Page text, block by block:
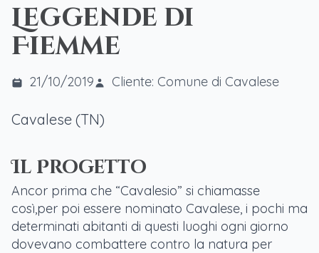
Leggende di
Fiemme
21/10/2019 Cliente: Comune di Cavalese
Cavalese (TN)
Il Progetto
Ancor prima che “Cavalesio” si chiamasse
così,per poi essere nominato Cavalese, i pochi ma
determinati abitanti di questi luoghi ogni giorno
dovevano combattere contro la natura per